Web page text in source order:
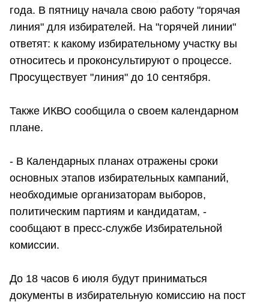
года. В пятницу начала свою работу "горячая
линия" для избирателей. На "горячей линии"
ответят: к какому избирательному участку вы
относитесь и проконсультируют о процессе.
Просуществует "линия" до 10 сентября.
Также ИКВО сообщила о своем календарном
плане.
- В Календарных планах отражены сроки
основных этапов избирательных кампаний,
необходимые организаторам выборов,
политическим партиям и кандидатам, -
сообщают в пресс-службе Избирательной
комиссии.
До 18 часов 6 июля будут приниматься
документы в избирательную комиссию на пост